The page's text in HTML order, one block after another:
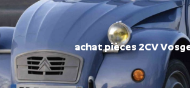
achat pièces 2CV